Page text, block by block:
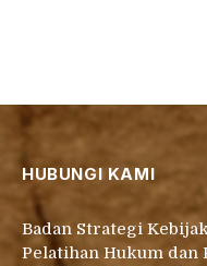
HUBUNGI KAMI
Badan Strategi
Pelatihan Hukum dan